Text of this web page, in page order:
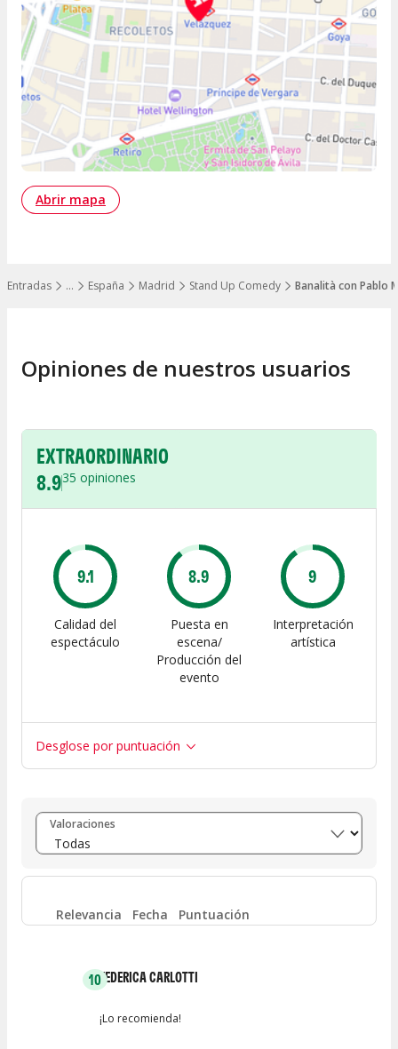
…
Mostrar todos los niveles
Entradas España Madrid Stand Up Comedy Banalità con Pablo
Abrir mapa
Opiniones de nuestros usuarios
EXTRAORDINARIO
8.935 opiniones
9.1
Calidad del
espectáculo
8.9
Puesta en
escena/
Producción del
evento
9
Interpretación
artística
Desglose por puntuación
Entre 8 y 10 (0)
Entre 6 y 8 (0)
Entre 4 y 6 0
Valoraciones
Relevancia Fecha Puntuación
10FEDERICA CARLOTTI
¡Lo recomienda!